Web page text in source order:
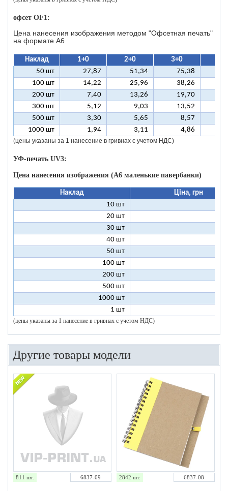
офсет OF1:
Цена нанесения изображения методом "Офсетная печать"
на формате A6
Наклад 1+0 2+0 3+0
50 шт
27,87 51,34 75,38
100 шт
14,22 25,96 38,26
200 шт
7,40 13,26 19,70
300 шт
5,12 9,03 13,52
500 шт
3,30 5,65 8,57
1000 шт
1,94 3,11 4,86
(цены указаны за 1 нанесение в гривнах с учетом НДС)
УФ-печать UV3:
Цена нанесения изображения (А6 маленькие павербанки)
Наклад
Ціна, грн
10 шт
20 шт
30 шт
40 шт
50 шт
100 шт
200 шт
500 шт
1000 шт
1 шт
(цены указаны за 1 нанесение в гривнах с учетом НДС)
Другие товары модели
811 шт. 6837-09 2842 шт. 6837-08